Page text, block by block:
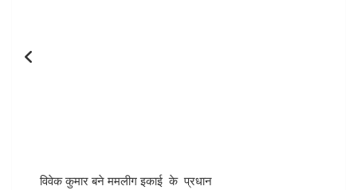
विवेक कुमार बने ममलीग इकाई के प्रधान